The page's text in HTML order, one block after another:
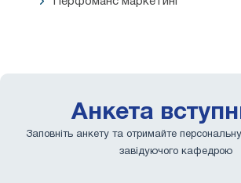
Анкета
Заповніть анкету та отримайте
завідуючого кафедрою